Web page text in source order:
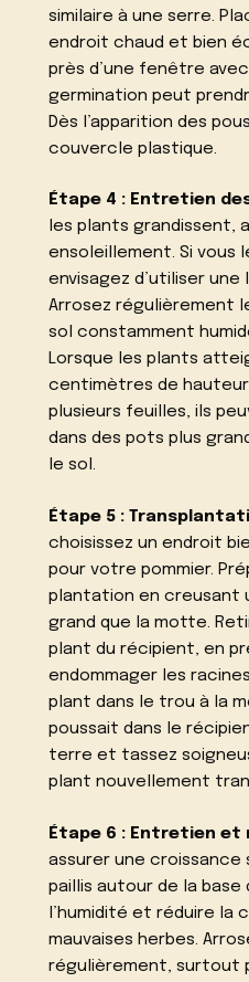
similaire à une serre.
endroit chaud et bien
près d’une fenêtre
germination peut
Dès l’apparition des
couvercle plastique.
Étape 4 : Entretien
les plants grandissent,
ensoleillement. Si vous
envisagez d’utiliser
Arrosez régulièrement
sol constamment
Lorsque les plants
centimètres de
plusieurs feuilles, ils
dans des pots plus
le sol.
Étape 5 :
choisissez un endroit
pour votre pommier.
plantation en creusant
grand que la motte.
plant du récipient, en
endommager les
plant dans le trou à la
poussait dans le
terre et tassez
plant nouvellement
Étape 6 : Entretien et
assurer une croissance
paillis autour de la base
l’humidité et réduire la
mauvaises herbes.
régulièrement, surtout